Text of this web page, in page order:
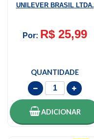
Original, Ae...
UNILEVER BRASIL LTDA.
Por: R$ 25,99
QUANTIDADE
ADICIONAR